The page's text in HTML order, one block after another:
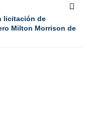
licitación de
Milton Morrison de